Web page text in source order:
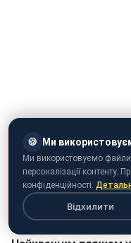
Кращі пляжі
🍪 Ми
Ми використовуємо файли
персоналізації контенту.
конфіденційності.
Відхилити